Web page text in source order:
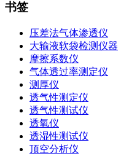
书签
压差法气体渗透仪
大输液软袋检测仪器
摩擦系数仪
气体透过率测定仪
测厚仪
透气性测定仪
透气性测试仪
透氧仪
透湿性测试仪
顶空分析仪